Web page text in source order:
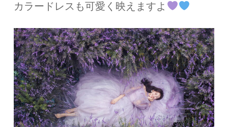
カラードレスも可愛く映えますよ